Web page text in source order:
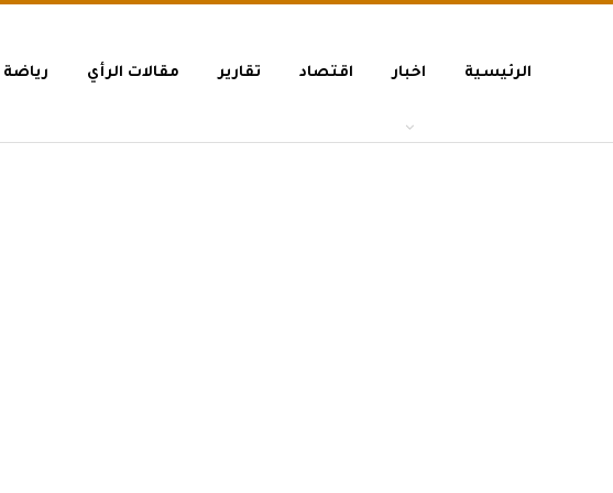
الرئيسية اخبار اقتصاد تقارير مقالات الرأي رياضة